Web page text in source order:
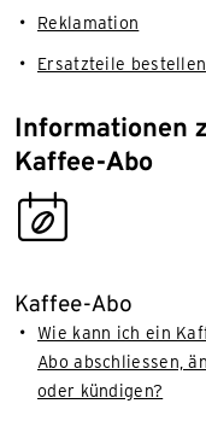
Reklamation
Ersatzteile bestellen
Informationen
Kaffee-Abo
coffee_subscription
Kaffee-Abo
Wie kann ich ein
Abo abschliessen,
oder kündigen?